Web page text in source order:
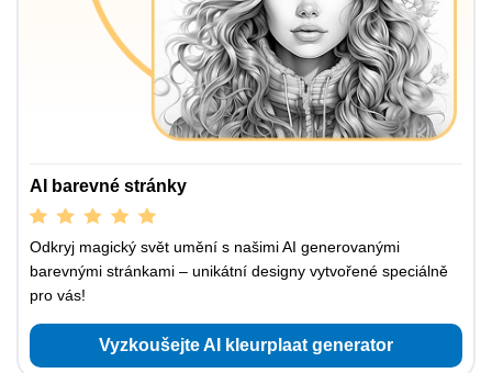
AI barevné stránky
Odkryj magický svět umění s našimi AI generovanými
barevnými stránkami – unikátní designy vytvořené speciálně
pro vás!
Vyzkoušejte AI kleurplaat generator